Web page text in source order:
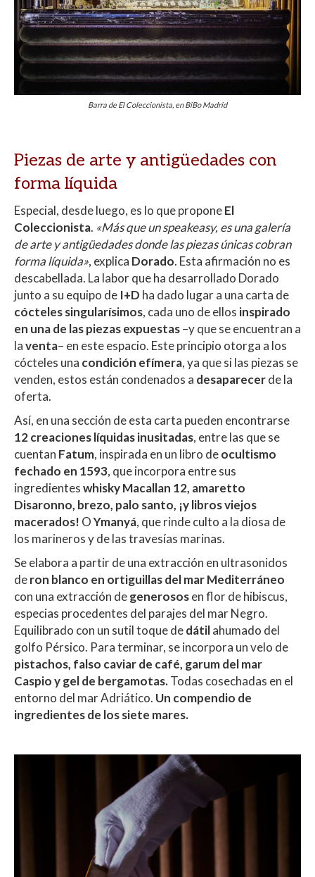
Barra de El Coleccionista, en BiBo Madrid
Piezas de arte y antigüedades con
forma líquida
Especial, desde luego, es lo que proponeEl
Coleccionista. «Más que un speakeasy, es una galería
de arte y antigüedades donde las piezas únicas cobran
forma líquida», explica Dorado. Esta afirmación no es
descabellada. La labor que ha desarrollado Dorado
junto a su equipo de I+D ha dado lugar a una carta de
cócteles singularísimos, cada uno de ellos inspirado
en una de las piezas expuestas–y que se encuentran a
laventa– en este espacio. Este principio otorga a los
cócteles una condición efímera, ya que si las piezas se
venden, estos están condenados a desaparecerde la
oferta.
Así, en una sección de esta carta pueden encontrarse
12 creaciones líquidas inusitadas, entre las que se
cuentan Fatum, inspirada en un libro deocultismo
fechado en 1593, que incorpora entre sus
ingredienteswhisky Macallan 12, amaretto
Disaronno, brezo, palo santo, ¡y libros viejos
macerados! OYmanyá, que rinde culto a la diosa de
los marineros y de las travesías marinas.
Se elabora a partir de una extracción en ultrasonidos
deron blanco en ortiguillas del mar Mediterráneo
con una extracción degenerososen flor de hibiscus,
especias procedentes del parajes del mar Negro.
Equilibrado con un sutil toque dedátilahumado del
golfo Pérsico. Para terminar, se incorpora un velo de
pistachos, falso caviar de café, garum del mar
Caspio y gel de bergamotas.Todas cosechadas en el
entorno del mar Adriático. Un compendio de
ingredientes de los siete mares.